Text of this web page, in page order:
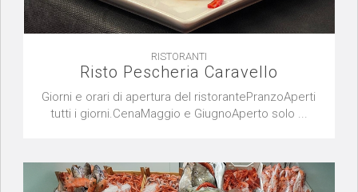
RISTORANTI
Risto Pescheria Caravello
Giorni e orari di apertura del ristorantePranzoAperti
tutti i giorni.CenaMaggio e GiugnoAperto solo ...